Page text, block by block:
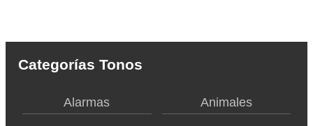
Categorías Tonos
Alarmas Animales